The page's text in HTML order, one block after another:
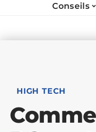
Conseils
HIGH TECH